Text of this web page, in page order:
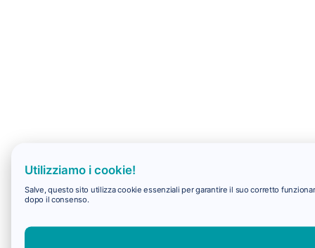
Utilizziamo i cookie!
Salve, questo sito utilizza cookie essenziali per garantire il suo corretto
dopo il consenso.